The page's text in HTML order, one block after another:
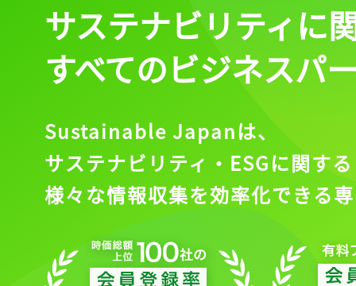
サステナビリティに
すべてのビジネスパ
Sustainable Japanは、
サステナビリティ・ESGに関する
様々な情報収集を効率化できる